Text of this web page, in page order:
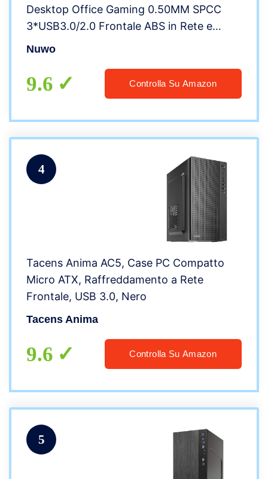
Desktop Office Gaming 0.50MM SPCC
3*USB3.0/2.0 Frontale ABS in Rete e
Pannello Laterale in Vetro Temperato
Nuwo
9.6 Controlla Su Amazon
4
Tacens Anima AC5, Case PC Compatto
Micro ATX, Raffreddamento a Rete
Frontale, USB 3.0, Nero
Tacens Anima
9.6 Controlla Su Amazon
5